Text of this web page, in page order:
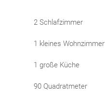
2 Schlafzimmer
1 kleines Wohnzimmer
1 große Küche
90 Quadratmeter